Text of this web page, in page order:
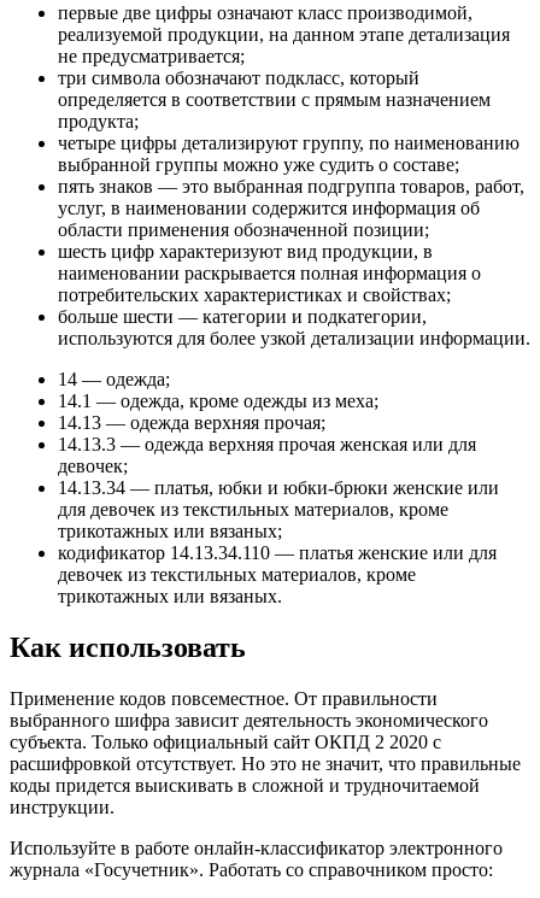
первые две цифры означают класс производимой,
реализуемой продукции, на данном этапе детализация
не предусматривается;
три символа обозначают подкласс, который
определяется в соответствии с прямым назначением
продукта;
четыре цифры детализируют группу, по наименованию
выбранной группы можно уже судить о составе;
пять знаков — это выбранная подгруппа товаров, работ,
услуг, в наименовании содержится информация об
области применения обозначенной позиции;
шесть цифр характеризуют вид продукции, в
наименовании раскрывается полная информация о
потребительских характеристиках и свойствах;
больше шести — категории и подкатегории,
используются для более узкой детализации информации.
14 — одежда;
14.1 — одежда, кроме одежды из меха;
14.13 — одежда верхняя прочая;
14.13.3 — одежда верхняя прочая женская или для
девочек;
14.13.34 — платья, юбки и юбки-брюки женские или
для девочек из текстильных материалов, кроме
трикотажных или вязаных;
кодификатор 14.13.34.110 — платья женские или для
девочек из текстильных материалов, кроме
трикотажных или вязаных.
Как использовать
Применение кодов повсеместное. От правильности
выбранного шифра зависит деятельность экономического
субъекта. Только официальный сайт ОКПД 2 2020 с
расшифровкой отсутствует. Но это не значит, что правильные
коды придется выискивать в сложной и трудночитаемой
инструкции.
Используйте в работе онлайн-классификатор электронного
журнала «Госучетник». Работать со справочником просто: